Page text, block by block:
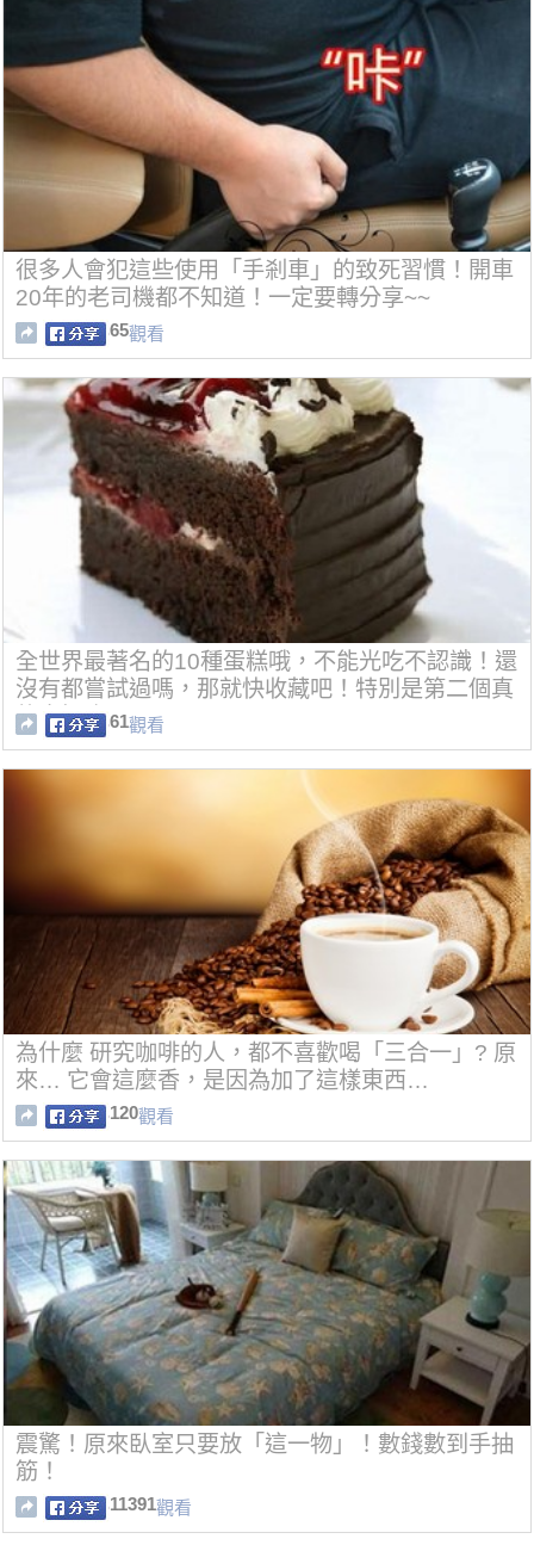
很多人會犯這些使用「手剎車」的致死習慣！開車
20年的老司機都不知道！一定要轉分享~~
65觀看
全世界最著名的10種蛋糕哦，不能光吃不認識！還
沒有都嘗試過嗎，那就快收藏吧！特別是第二個真
的太好吃了！
61觀看
為什麼 研究咖啡的人，都不喜歡喝「三合一」? 原
來… 它會這麼香，是因為加了這樣東西…
120觀看
震驚！原來臥室只要放「這一物」！數錢數到手抽
筋！
11391觀看